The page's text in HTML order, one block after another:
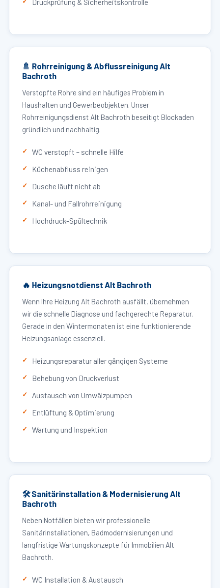
Druckprüfung & Sicherheitskontrolle
🚿 Rohrreinigung & Abflussreinigung Alt
Bachroth
Verstopfte Rohre sind ein häufiges Problem in
Haushalten und Gewerbeobjekten. Unser
Rohrreinigungsdienst Alt Bachroth beseitigt Blockaden
gründlich und nachhaltig.
WC verstopft – schnelle Hilfe
Küchenabfluss reinigen
Dusche läuft nicht ab
Kanal- und Fallrohrreinigung
Hochdruck-Spültechnik
🔥 Heizungsnotdienst Alt Bachroth
Wenn Ihre Heizung Alt Bachroth ausfällt, übernehmen
wir die schnelle Diagnose und fachgerechte Reparatur.
Gerade in den Wintermonaten ist eine funktionierende
Heizungsanlage essenziell.
Heizungsreparatur aller gängigen Systeme
Behebung von Druckverlust
Austausch von Umwälzpumpen
Entlüftung & Optimierung
Wartung und Inspektion
🛠 Sanitärinstallation & Modernisierung Alt
Bachroth
Neben Notfällen bieten wir professionelle
Sanitärinstallationen, Badmodernisierungen und
langfristige Wartungskonzepte für Immobilien Alt
Bachroth.
WC Installation & Austausch